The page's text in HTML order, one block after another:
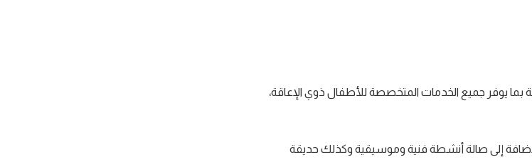
بما يوفر جميع الخدمات المتخصصة للأطفال ذوي الإعاقة،
إلى صالة أنشطة فنية وموسيقية وكذلك حديقة